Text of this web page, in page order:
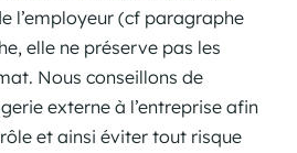
l’employeur (cf paragraphe
elle ne préserve pas les
Nous conseillons de
externe à l’entreprise afin
et ainsi éviter tout risque